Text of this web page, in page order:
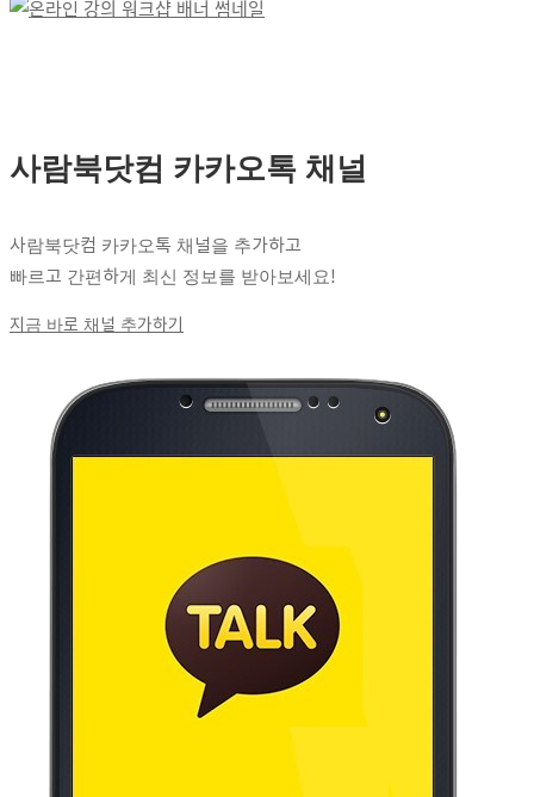
사람북닷컴 카카오톡 채널
사람북닷컴 카카오톡 채널을 추가하고
빠르고 간편하게 최신 정보를 받아보세요!
지금 바로 채널 추가하기